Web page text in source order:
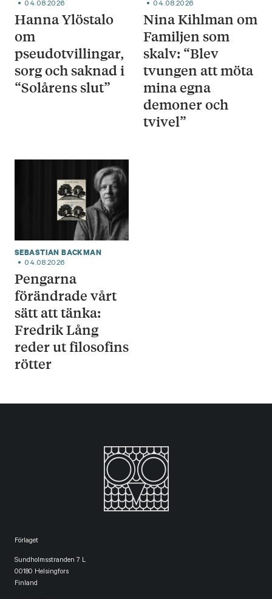
04.08.2026
Hanna Ylöstalo
om
pseudotvillingar,
sorg och saknad i
“Solårens slut”
04.08.2026
Nina Kihlman om
Familjen som
skalv: “Blev
tvungen att möta
mina egna
demoner och
tvivel”
SEBASTIAN BACKMAN
04.08.2026
Pengarna
förändrade vårt
sätt att tänka:
Fredrik Lång
reder ut filosofins
rötter
Förlaget
Sundholmsstranden 7 L
00180 Helsingfors
Finland